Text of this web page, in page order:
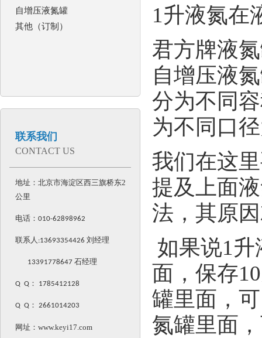
自增压液氮罐
其他（订制）
联系我们
CONTACT US
地址：北京市海淀区西三旗桥东2
公里
电话： 010-62898962
联系人:13693354426 刘经理
13391778647 石经理
Q Q ： 1785412128
Q Q ： 2661014203
网址： www.keyi17.com
1升液氮在
君方牌液
自增压液
分为不同
为不同口
我们在这
提及上面
法，其原
如果说1升
面，保存10
罐里面，
氮罐里面